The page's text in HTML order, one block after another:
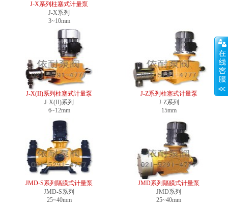
J-X系列柱塞式计量泵
J-X系列
3~10mm
J-X(II)系列柱塞式计量泵
J-X(II)系列
6~12mm
J-Z系列柱塞式计量泵
J-Z系列
15mm
JMD-S系列隔膜式计量泵
JMD-S系列
25~40mm
JMD系列隔膜式计量泵
JMD系列
25~40mm